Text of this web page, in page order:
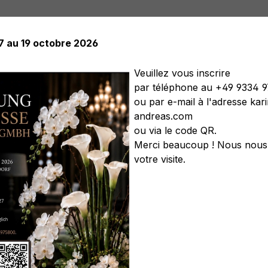
Plantes artificielles Arbres artificiels Soft Flower
artificiels Couronnes artificielles Légumes artificiels
'Casita', blanc
au 19 octobre 2026
Veuillez vous inscrire
par téléphone au +49 9334
ou par e-mail à l'adresse
andreas.com
ou via le code QR.
Merci beaucoup ! Nous
votre visite.